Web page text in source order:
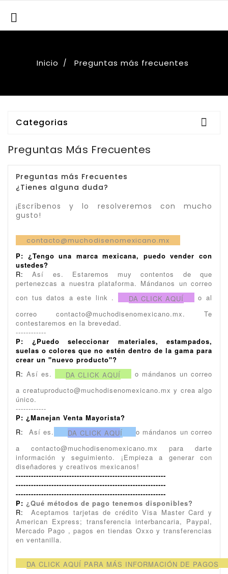

Inicio Preguntas más frecuentes
Categorias 
Preguntas Más Frecuentes
Preguntas más Frecuentes
¿Tienes alguna duda?
¡Escríbenos y lo resolveremos con mucho
gusto!
contacto@muchodisenomexicano.mx
P: ¿Tengo una marca mexicana, puedo vender con
ustedes?
R:
Así es. Estaremos muy contentos de que
pertenezcas a nuestra plataforma. Mándanos un correo
con tus datos a este link .
DA CLICK AQUÍ
o al
correo contacto@muchodisenomexicano.mx. Te
contestaremos en la brevedad.
------------
P:
¿Puedo seleccionar materiales, estampados,
suelas o colores que no estén dentro de la gama para
crear un "nuevo producto"?
R: Así es. DA CLICK AQUÍ
o mándanos un correo
a creatuproducto@muchodisenomexicano.mx y crea algo
único.
------------
P: ¿Manejan Venta Mayorista?
R:
Así es. DA CLICK AQUÍ
o mándanos un correo
a contacto@muchodisenomexicano.mx para darte
información y seguimiento. ¡Empieza a generar con
diseñadores y creativos mexicanos!
-----------------------------------------------------------
-----------------------------------------------------------
-----------------------------------------------------------
P: ¿Qué métodos de pago tenemos disponibles?
R:
Aceptamos tarjetas de crédito Visa Master Card y
American Express; transferencia interbancaria, Paypal,
Mercado Pago , pagos en tiendas Oxxo y transferencias
en ventanilla.
DA CLICK AQUÍ PARA MÁS INFORMACIÓN DE PAGOS